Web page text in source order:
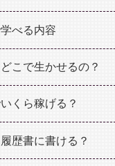
べる内容
こで生かせるの？
くら稼げる？
歴書に書ける？